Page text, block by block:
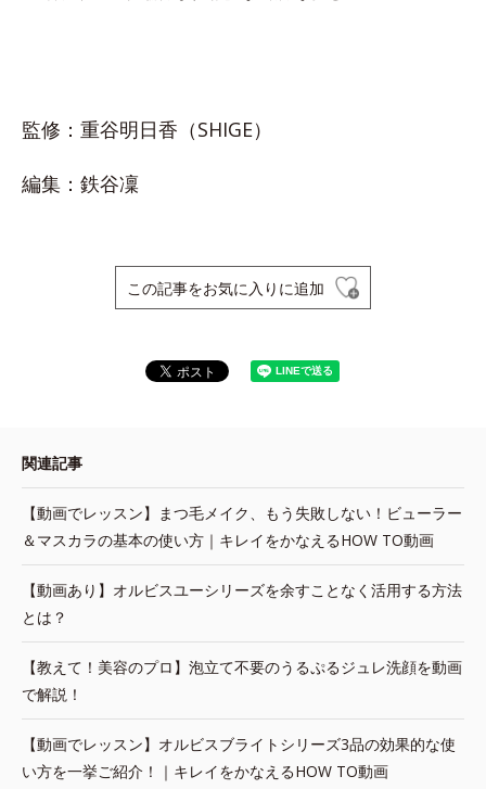
監修：重谷明日香（SHIGE）
編集：鉄谷凜
この記事をお気に入りに追加
関連記事
【動画でレッスン】まつ毛メイク、もう失敗しない！ビューラー
＆マスカラの基本の使い方｜キレイをかなえるHOW TO動画
【動画あり】オルビスユーシリーズを余すことなく活用する方法
とは？
【教えて！美容のプロ】泡立て不要のうるぷるジュレ洗顔を動画
で解説！
【動画でレッスン】オルビスブライトシリーズ3品の効果的な使
い方を一挙ご紹介！｜キレイをかなえるHOW TO動画